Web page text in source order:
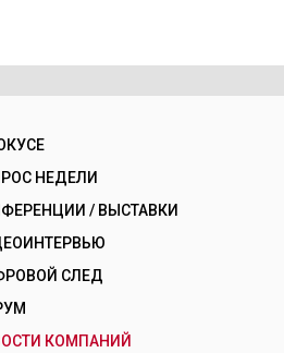
НЕДЕЛИ
/ ВЫСТАВКИ
СЛЕД
КОМПАНИЙ